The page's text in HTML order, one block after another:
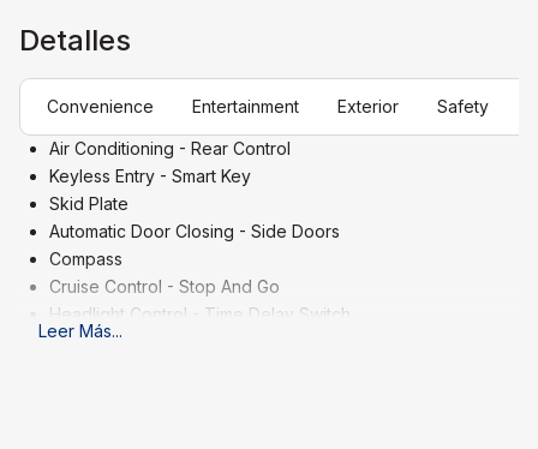
Detalles
Convenience Entertainment Exterior Safety
Air Conditioning - Rear Control
Keyless Entry - Smart Key
Skid Plate
Automatic Door Closing - Side Doors
Compass
Cruise Control - Stop And Go
Headlight Control - Time Delay Switch
Keyless Entry - Remote
Leer Más...